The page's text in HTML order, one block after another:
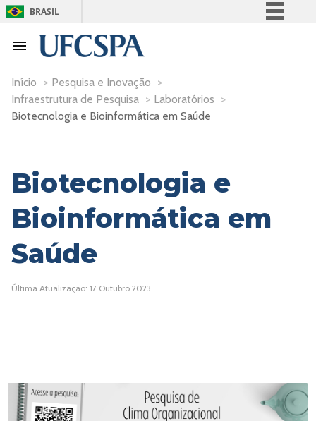
BRASIL
Acesso à informação
Início > Pesquisa e Inovação >
Infraestrutura de Pesquisa > Laboratórios >
Biotecnologia e Bioinformática em Saúde
Biotecnologia e
Bioinformática em
Saúde
Última Atualização: 17 Outubro 2023